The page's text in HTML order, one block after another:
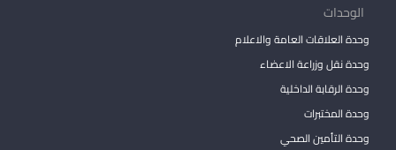
الوحدات
وحدة العلاقات العامة والاعلام
وحدة نقل وزراعة الاعضاء
وحدة الرقابة الداخلية
وحدة المختبرات
وحدة التأمين الصحي